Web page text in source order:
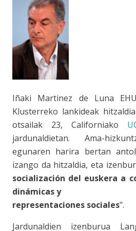
Iñaki Martinez de Luna
Klusterreko lankideak
otsailak 23, Californiako
jardunaldietan. Ama-
egunaren harira bertan
izango da hitzaldia, eta
socialización del euskera a
dinámicas y
representaciones sociales".
Jardunaldien izenburua